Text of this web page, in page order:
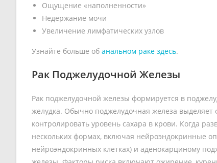
Ощущение «наполненности»
Недержание мочи
Увеличение лимфатических узлов
Узнайте больше об анальном раке здесь.
Рак Поджелудочной Железы
Рак поджелудочной железы формируется в
желудка. Обычно поджелудочная железа
контролировать уровень сахара в крови. Когда
нескольких формах, включая нейроэндокринные
нейроэндокринных клетках) и аденокарциному